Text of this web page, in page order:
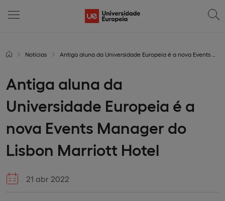
Notícias Antiga aluna da Universidade Europeia é a nova Events Manager do Lisbon Marriott Hotel
Antiga aluna da
Universidade Europeia é a
nova Events Manager do
Lisbon Marriott Hotel
21 abr 2022